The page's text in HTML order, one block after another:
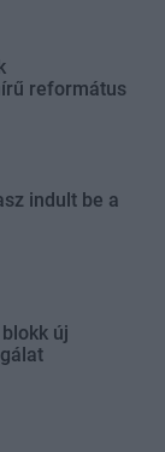
református
indult be a
új